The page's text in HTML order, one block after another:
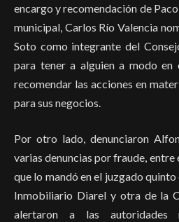
encargo y recomendación de
municipal, Carlos Río Valencia
Soto como integrante del
para tener a alguien a modo en
recomendar las acciones en
para sus negocios.
Por otro lado, denunciaron
varias denuncias por fraude,
que lo mandó en el juzgado
Inmobiliario Diarel y otra de la
alertaron a las autoridades